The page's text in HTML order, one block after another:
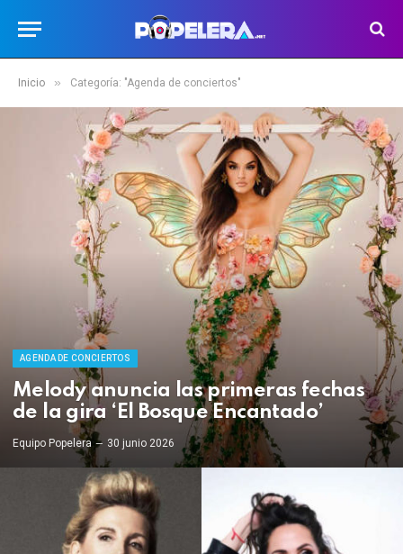
Inicio » Categoría: "Agenda de conciertos"
AGENDA DE CONCIERTOS
Melody anuncia las primeras fechas
de la gira ‘El Bosque Encantado’
Equipo Popelera 30 junio 2026